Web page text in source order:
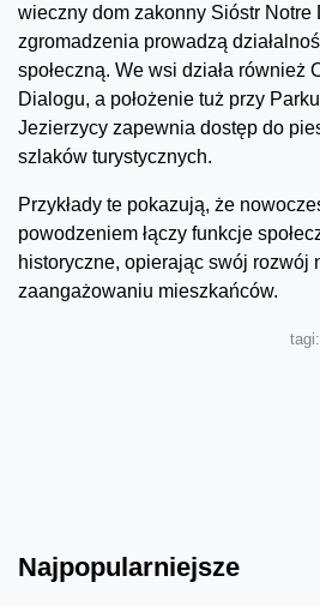
wieczny dom zakonny Sióstr Notre
zgromadzenia prowadzą
społeczną. We wsi działa również
Dialogu, a położenie tuż przy
Jezierzycy zapewnia dostęp do
szlaków turystycznych.
Przykłady te pokazują, że
powodzeniem łączy funkcje
historyczne, opierając swój rozwój
zaangażowaniu mieszkańców.
tagi:
Najpopularniejsze